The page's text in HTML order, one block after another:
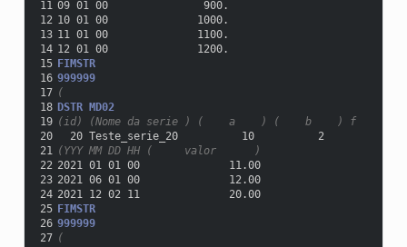
11 09 01 00               900.
12 10 01 00              1000.
13 11 01 00              1100.
14 12 01 00              1200.
15 FIMSTR
16 999999
17 (
18 DSTR MD02
19 (id) (Nome da serie ) (    a    ) (    b    ) f
20
  20 Teste_serie_20          10          2
21 (YYY MM DD HH (     valor      )
22 2021 01 01 00              11.00
23 2021 06 01 00              12.00
24 2021 12 02 11              20.00
25 FIMSTR
26 999999
27 (